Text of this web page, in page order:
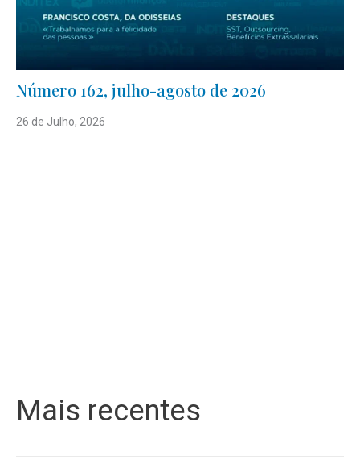
Número 162, julho-agosto de 2026
26 de Julho, 2026
Mais recentes